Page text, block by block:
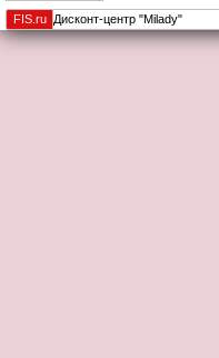
FIS. ru Дисконт-центр "Milady"